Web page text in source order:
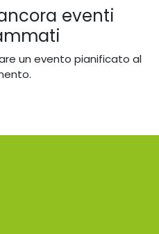
eventi
un evento pianificato al